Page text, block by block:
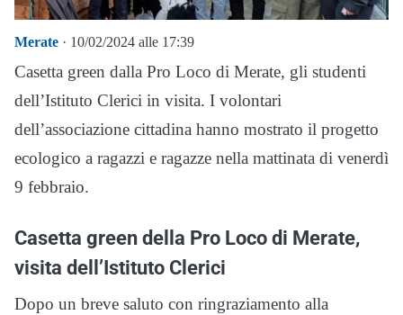
Merate · 10/02/2024 alle 17:39
Casetta green dalla Pro Loco di Merate, gli studenti
dell’Istituto Clerici in visita. I volontari
dell’associazione cittadina hanno mostrato il progetto
ecologico a ragazzi e ragazze nella mattinata di venerdì
9 febbraio.
Casetta green della Pro Loco di Merate,
visita dell’Istituto Clerici
Dopo un breve saluto con ringraziamento alla